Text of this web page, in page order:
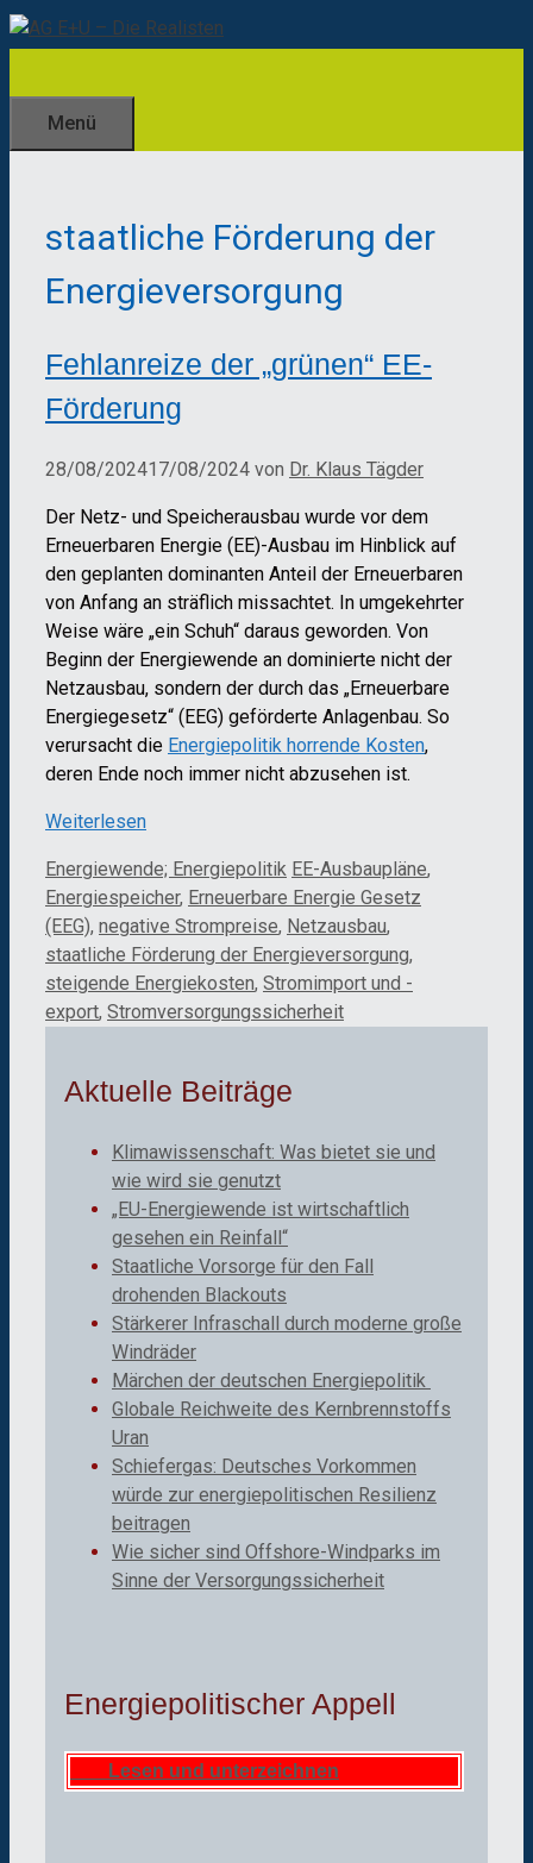
Zum
Inhalt
Menü
staatliche Förderung der
Energieversorgung
Fehlanreize der „grünen“ EE-
Förderung
28/08/202417/08/2024 von Dr. Klaus Tägder
Der Netz- und Speicherausbau wurde vor dem
Erneuerbaren Energie (EE)-Ausbau im Hinblick auf
den geplanten dominanten Anteil der Erneuerbaren
von Anfang an sträflich missachtet. In umgekehrter
Weise wäre „ein Schuh“ daraus geworden. Von
Beginn der Energiewende an dominierte nicht der
Netzausbau, sondern der durch das „Erneuerbare
Energiegesetz“ (EEG) geförderte Anlagenbau. So
verursacht die Energiepolitik horrende Kosten,
deren Ende noch immer nicht abzusehen ist.
Weiterlesen
Kategorien
Energiewende; Energiepolitik Schlagwörter
EE-Ausbaupläne,
Energiespeicher, Erneuerbare Energie Gesetz
(EEG), negative Strompreise, Netzausbau,
staatliche Förderung der Energieversorgung,
steigende Energiekosten, Stromimport und -
export, Stromversorgungssicherheit
Aktuelle Beiträge
Klimawissenschaft: Was bietet sie und
wie wird sie genutzt
„EU-Energiewende ist wirtschaftlich
gesehen ein Reinfall“
Staatliche Vorsorge für den Fall
drohenden Blackouts
Stärkerer Infraschall durch moderne große
Windräder
Märchen der deutschen Energiepolitik
Globale Reichweite des Kernbrennstoffs
Uran
Schiefergas: Deutsches Vorkommen
würde zur energiepolitischen Resilienz
beitragen
Wie sicher sind Offshore-Windparks im
Sinne der Versorgungssicherheit
Energiepolitischer Appell
Lesen und unterzeichnen